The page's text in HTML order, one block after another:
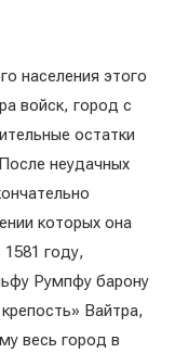
населения этого
войск, город с
остатки
неудачных
которых она
году,
Румпфу барону
Вайтра,
весь город в